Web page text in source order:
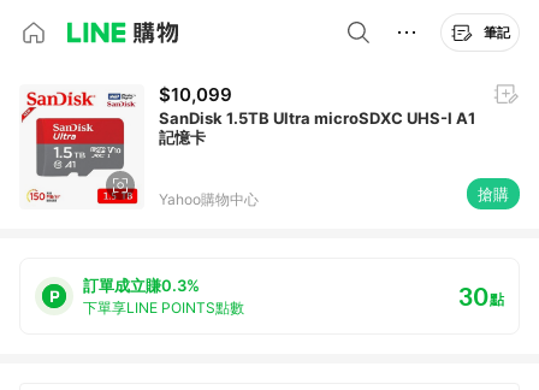
筆記
$10,099
SanDisk 1.5TB Ultra microSDXC UHS-I A1
記憶卡
Yahoo購物中心 搶購
訂單成立賺0.3%
下單享LINE POINTS點數 30點